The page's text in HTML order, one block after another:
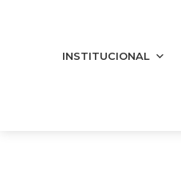
INSTITUCIONAL